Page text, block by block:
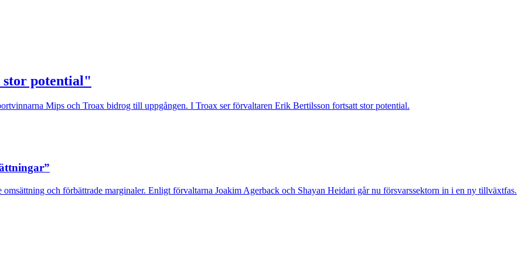
potential"
Mips och Troax bidrog till uppgången. I Troax ser förvaltaren Erik Bertilsson fortsatt stor potential.
och förbättrade marginaler. Enligt förvaltarna Joakim Agerback och Shayan Heidari går nu försvarssektorn in i en ny tillväxtfas.